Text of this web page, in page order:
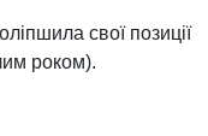
свої позиції
роком).